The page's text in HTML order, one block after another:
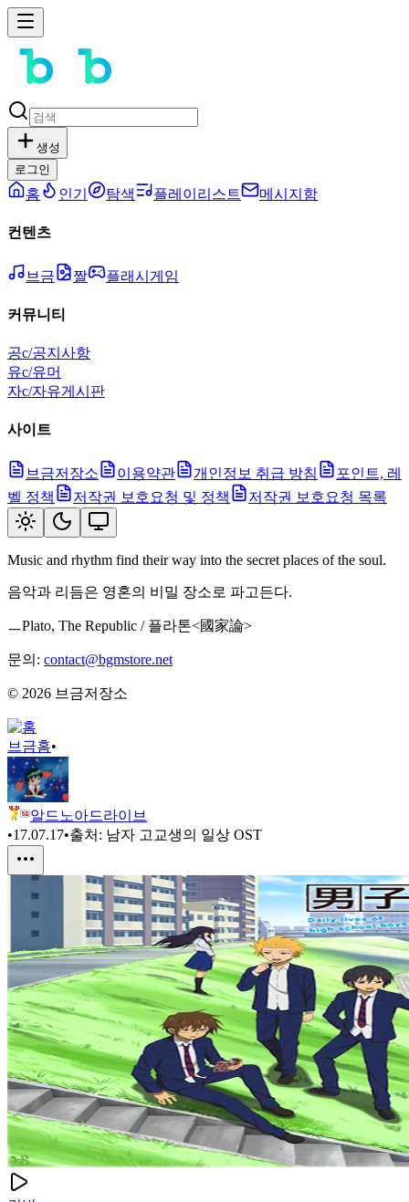
생성
로그인
홈 인기 탐색 플레이리스트 메시지함
컨텐츠
브금 짤 플래시게임
커뮤니티
공c/공지사항
유c/유머
자c/자유게시판
사이트
브금저장소 이용약관 개인정보 취급 방침
포인트, 레
벨 정책
저작권 보호요청 및 정책 저작권 보호요청 목록
Music and rhythm find their way into the secret places of the soul.
음악과 리듬은 영혼의 비밀 장소로 파고든다.
ㅡPlato, The Republic / 플라톤<國家論>
문의: contact@bgmstore.net
© 2026 브금저장소
브금홈•
알드노아드라이브
•17.07.17•출처: 남자 고교생의 일상 OST